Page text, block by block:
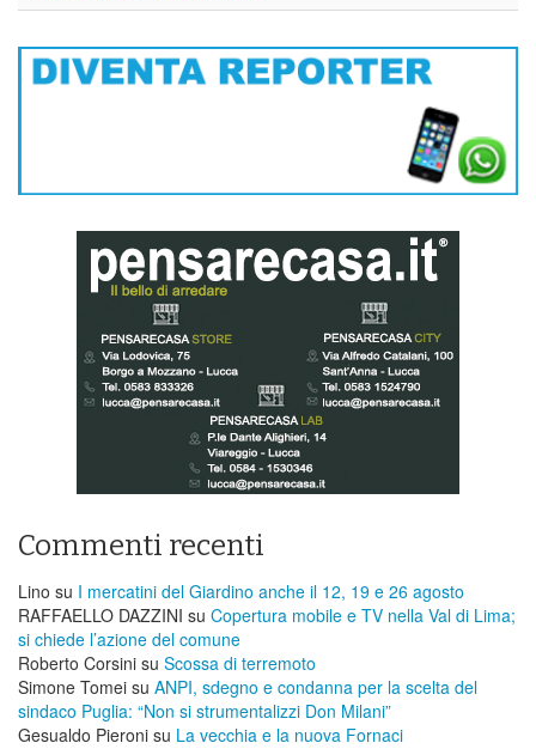
Commenti recenti
Lino su I mercatini del Giardino anche il 12, 19 e 26 agosto
RAFFAELLO DAZZINI su ​Copertura mobile e TV nella Val di Lima;
si chiede l’azione del comune
Roberto Corsini su Scossa di terremoto
Simone Tomei su ANPI, sdegno e condanna per la scelta del
sindaco Puglia: “Non si strumentalizzi Don Milani”
Gesualdo Pieroni su La vecchia e la nuova Fornaci